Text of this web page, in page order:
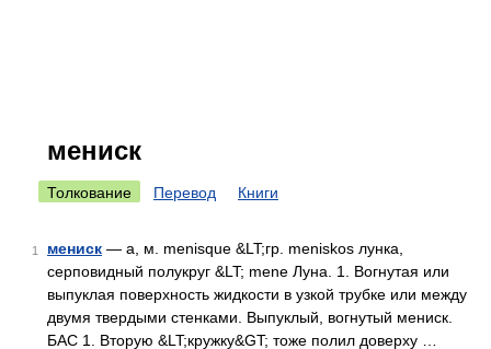
мениск
Толкование Перевод Книги
1 мениск — а, м. menisque &LT;гр. meniskos лунка,
серповидный полукруг &LT; mene Луна. 1. Вогнутая или
выпуклая поверхность жидкости в узкой трубке или между
двумя твердыми стенками. Выпуклый, вогнутый мениск.
БАС 1. Вторую &LT;кружку&GT; тоже полил доверху …